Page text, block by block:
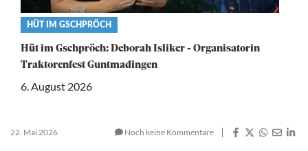
Video
category
HÜT IM GSCHPRÖCH
Hüt im Gschpröch: Deborah Isliker - Organisatorin
Traktorenfest Guntmadingen
6. August 2026
22. Mai 2026 Noch keine Kommentare